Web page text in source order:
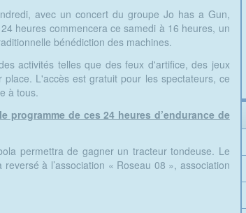
avec un concert du groupe Jo has a Gun,
heures commencera ce samedi à 16 heures, un
bénédiction des machines.
activités telles que des feux d'artifice, des jeux
L'accès est gratuit pour les spectateurs, ce
à tous.
programme de ces 24 heures d’endurance de
permettra de gagner un tracteur tondeuse. Le
à l’association « Roseau 08 », association